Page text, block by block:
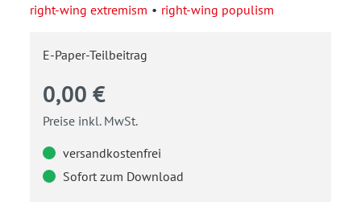
right-wing extremism
right-wing populism
E-Paper-Teilbeitrag
0,00 €
Preise inkl. MwSt.
versandkostenfrei
Sofort zum Download